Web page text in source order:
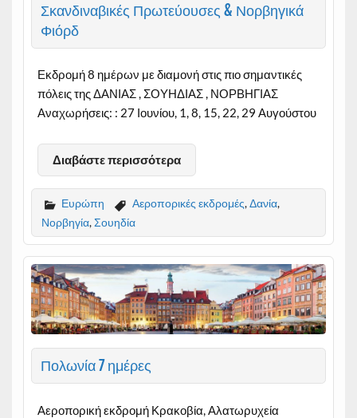
Σκανδιναβικές Πρωτεύουσες & Νορβηγικά
Φιόρδ
Εκδρομή 8 ημέρων με διαμονή στις πιο σημαντικές
πόλεις της ΔΑΝΙΑΣ , ΣΟΥΗΔΙΑΣ , ΝΟΡΒΗΓΙΑΣ
Αναχωρήσεις: : 27 Ιουνίου, 1, 8, 15, 22, 29 Αυγούστου
Διαβάστε περισσότερα
Ευρώπη Αεροπορικές εκδρομές,Δανία,
Νορβηγία,Σουηδία
Πολωνία 7 ημέρες
Αεροπορική εκδρομή Κρακοβία, Αλατωρυχεία